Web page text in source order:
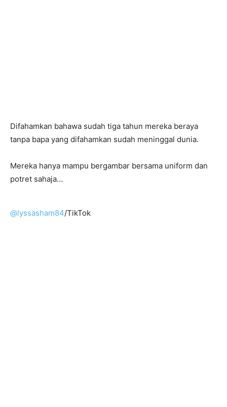
Difahamkan bahawa sudah tiga tahun mereka beraya
tanpa bapa yang difahamkan sudah meninggal dunia.
Mereka hanya mampu bergambar bersama uniform dan
potret sahaja…
@lyssasham84/TikTok